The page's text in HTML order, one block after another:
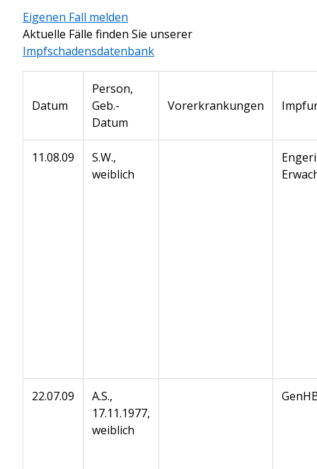
Eigenen Fall melden
Aktuelle Fälle finden Sie unserer
Impfschadensdatenbank
Datum
Person,
Geb.-
Datum
Vorerkrankungen
11.08.09
S.W.,
weiblich
22.07.09
A.S.,
17.11.1977,
weiblich